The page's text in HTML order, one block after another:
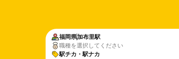
福岡県加布里駅
職種を選択してください
駅チカ・駅ナカ